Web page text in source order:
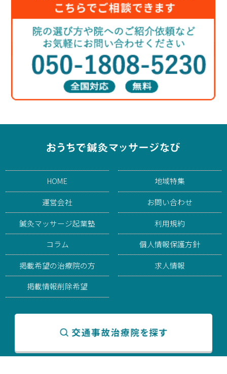
HOME
運営会社
鍼灸マッサージ起業塾
コラム
掲載希望の治療院の方
掲載情報削除希望
地域特集
お問い合わせ
利用規約
個人情報保護方針
求人情報